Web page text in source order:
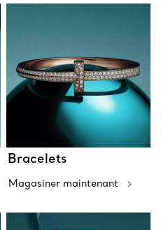
Bracelets
Magasiner maintenant